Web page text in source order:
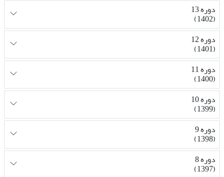
دوره 13
(1402)
دوره 12
(1401)
دوره 11
(1400)
دوره 10
(1399)
دوره 9
(1398)
دوره 8
(1397)